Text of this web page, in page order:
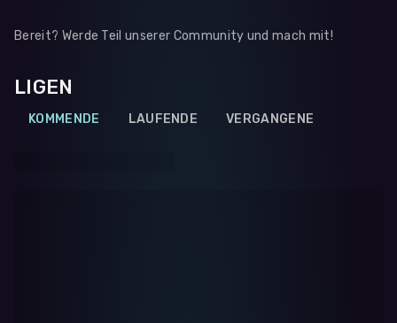
Bereit? Werde Teil unserer Community und mach mit!
LIGEN
KOMMENDE LAUFENDE VERGANGENE